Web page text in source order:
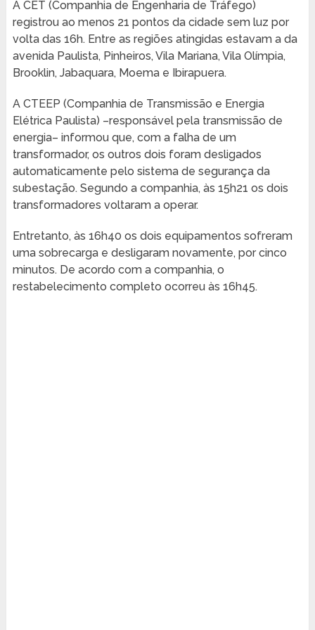
A CET (Companhia de Engenharia de Tráfego)
registrou ao menos 21 pontos da cidade sem luz por
volta das 16h. Entre as regiões atingidas estavam a da
avenida Paulista, Pinheiros, Vila Mariana, Vila Olímpia,
Brooklin, Jabaquara, Moema e Ibirapuera.
A CTEEP (Companhia de Transmissão e Energia
Elétrica Paulista) –responsável pela transmissão de
energia– informou que, com a falha de um
transformador, os outros dois foram desligados
automaticamente pelo sistema de segurança da
subestação. Segundo a companhia, às 15h21 os dois
transformadores voltaram a operar.
Entretanto, às 16h40 os dois equipamentos sofreram
uma sobrecarga e desligaram novamente, por cinco
minutos. De acordo com a companhia, o
restabelecimento completo ocorreu às 16h45.